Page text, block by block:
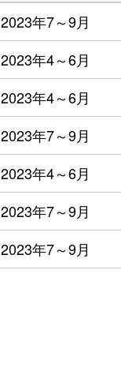
2023年7～9月
2023年4～6月
2023年4～6月
2023年7～9月
2023年4～6月
2023年7～9月
2023年7～9月